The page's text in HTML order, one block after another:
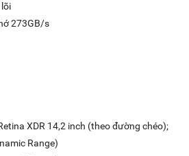
lõi
273GB/s
XDR 14,2 inch (theo đường chéo);
Range)